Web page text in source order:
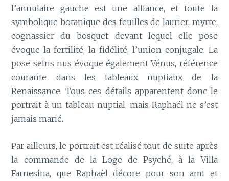
l’annulaire gauche est une alliance, et toute la
symbolique botanique des feuilles de laurier, myrte,
cognassier du bosquet devant lequel elle pose
évoque la fertilité, la fidélité, l’union conjugale. La
pose seins nus évoque également Vénus, référence
courante dans les tableaux nuptiaux de la
Renaissance. Tous ces détails apparentent donc le
portrait à un tableau nuptial, mais Raphaël ne s’est
jamais marié.
Par ailleurs, le portrait est réalisé tout de suite après
la commande de la Loge de Psyché, à la Villa
Farnesina, que Raphaël décore pour son ami et